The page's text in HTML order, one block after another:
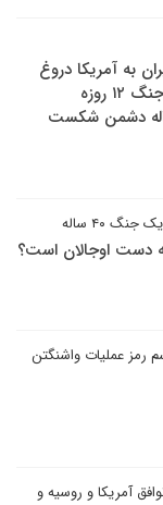
به آمریکا دروغ
محض است/ در جنگ ۱۲ روزه
۲۰ ساله دشمن شکست
۴۰ ساله
دست اوجالان است؟
رمز عملیات واشنگتن
آمریکا و روسیه و